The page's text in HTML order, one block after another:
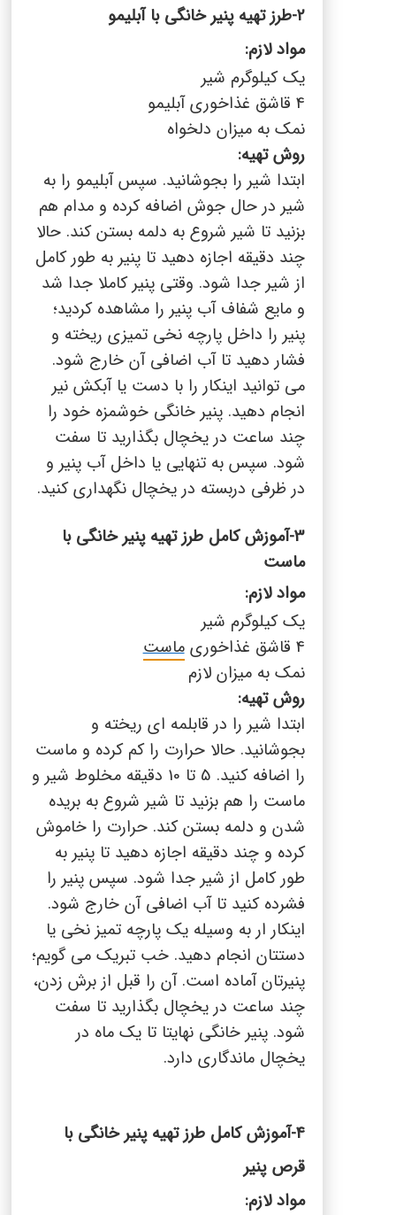
2-طرز تهیه پنیر خانگی با آبلیمو
مواد لازم:
یک کیلوگرم شیر
4 قاشق غذاخوری آبلیمو
نمک به میزان دلخواه
روش تهیه:
ابتدا شیر را بجوشانید. سپس آبلیمو را به
شیر در حال جوش اضافه کرده و مدام هم
بزنید تا شیر شروع به دلمه بستن کند. حالا
چند دقیقه اجازه دهید تا پنیر به طور کامل
از شیر جدا شود. وقتی پنیر کاملا جدا شد
و مایع شفاف آب پنیر را مشاهده کردید؛
پنیر را داخل پارچه نخی تمیزی ریخته و
فشار دهید تا آب اضافی آن خارج شود.
می توانید اینکار را با دست یا آبکش نیر
انجام دهید. پنیر خانگی خوشمزه خود را
چند ساعت در یخچال بگذارید تا سفت
شود. سپس به تنهایی یا داخل آب پنیر و
در ظرفی دربسته در یخچال نگهداری کنید.
3-آموزش کامل طرز تهیه پنیر خانگی با
ماست
مواد لازم:
یک کیلوگرم شیر
4 قاشق غذاخوری
ماست
نمک به میزان لازم
روش تهیه:
ابتدا شیر را در قابلمه ای ریخته و
بجوشانید. حالا حرارت را کم کرده و ماست
را اضافه کنید. 5 تا 10 دقیقه مخلوط شیر و
ماست را هم بزنید تا شیر شروع به بریده
شدن و دلمه بستن کند. حرارت را خاموش
کرده و چند دقیقه اجازه دهید تا پنیر به
طور کامل از شیر جدا شود. سپس پنیر را
فشرده کنید تا آب اضافی آن خارج شود.
اینکار ار به وسیله یک پارچه تمیز نخی یا
دستتان انجام دهید. خب تبریک می گویم؛
پنیرتان آماده است. آن را قبل از برش زدن،
چند ساعت در یخچال بگذارید تا سفت
شود. پنیر خانگی نهایتا تا یک ماه در
یخچال ماندگاری دارد.
-4آموزش کامل طرز تهیه پنیر خانگی با
قرص پنیر
مواد لازم: